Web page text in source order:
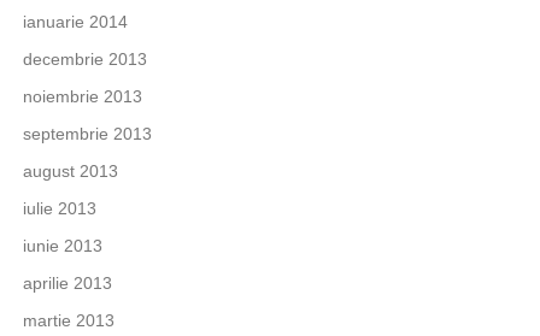
ianuarie 2014
decembrie 2013
noiembrie 2013
septembrie 2013
august 2013
iulie 2013
iunie 2013
aprilie 2013
martie 2013